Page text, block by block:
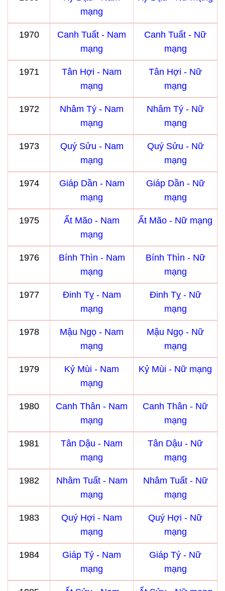
mạng
1970
Canh Tuất - Nam
mạng
Canh Tuất - Nữ
mạng
1971
Tân Hợi - Nam
mạng
Tân Hợi - Nữ
mạng
1972
Nhâm Tý - Nam
mạng
Nhâm Tý - Nữ
mạng
1973
Quý Sửu - Nam
mạng
Quý Sửu - Nữ
mạng
1974
Giáp Dần - Nam
mạng
Giáp Dần - Nữ
mạng
1975
Ất Mão - Nam
mạng
Ất Mão - Nữ mạng
1976
Bính Thìn - Nam
mạng
Bính Thìn - Nữ
mạng
1977
Đinh Tỵ - Nam
mạng
Đinh Tỵ - Nữ
mạng
1978
Mậu Ngọ - Nam
mạng
Mậu Ngọ - Nữ
mạng
1979
Kỷ Mùi - Nam
mạng
Kỷ Mùi - Nữ mạng
1980
Canh Thân - Nam
mạng
Canh Thân - Nữ
mạng
1981
Tân Dậu - Nam
mạng
Tân Dậu - Nữ
mạng
1982
Nhâm Tuất - Nam
mạng
Nhâm Tuất - Nữ
mạng
1983
Quý Hợi - Nam
mạng
Quý Hợi - Nữ
mạng
1984
Giáp Tý - Nam
mạng
Giáp Tý - Nữ
mạng